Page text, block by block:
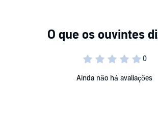
Ainda não há avaliações